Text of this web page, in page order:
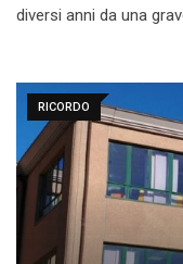
diversi anni da una
RICORDO